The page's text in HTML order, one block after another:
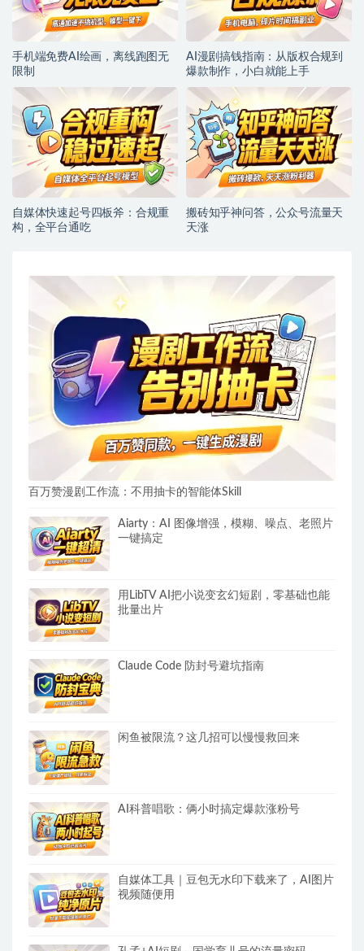
手机端免费AI绘画，离线跑图无
限制
AI漫剧搞钱指南：从版权合规到
爆款制作，小白就能上手
自媒体快速起号四板斧：合规重
构，全平台通吃
搬砖知乎神问答，公众号流量天
天涨
百万赞漫剧工作流：不用抽卡的智能体Skill
Aiarty：AI 图像增强，模糊、噪点、老照片
一键搞定
用LibTV AI把小说变玄幻短剧，零基础也能
批量出片
Claude Code 防封号避坑指南
闲鱼被限流？这几招可以慢慢救回来
AI科普唱歌：俩小时搞定爆款涨粉号
自媒体工具｜豆包无水印下载来了，AI图片
视频随便用